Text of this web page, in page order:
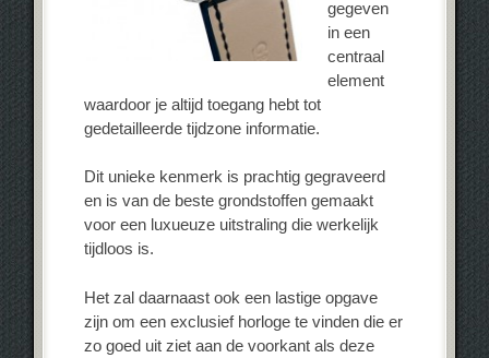
gegeven
in een
centraal
element
waardoor je altijd toegang hebt tot
gedetailleerde tijdzone informatie.
Dit unieke kenmerk is prachtig gegraveerd
en is van de beste grondstoffen gemaakt
voor een luxueuze uitstraling die werkelijk
tijdloos is.
Het zal daarnaast ook een lastige opgave
zijn om een exclusief horloge te vinden die er
zo goed uit ziet aan de voorkant als deze